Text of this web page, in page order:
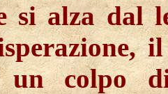
si alza
un colpo